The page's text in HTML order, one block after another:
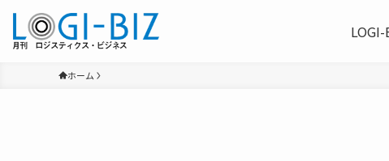
ホーム